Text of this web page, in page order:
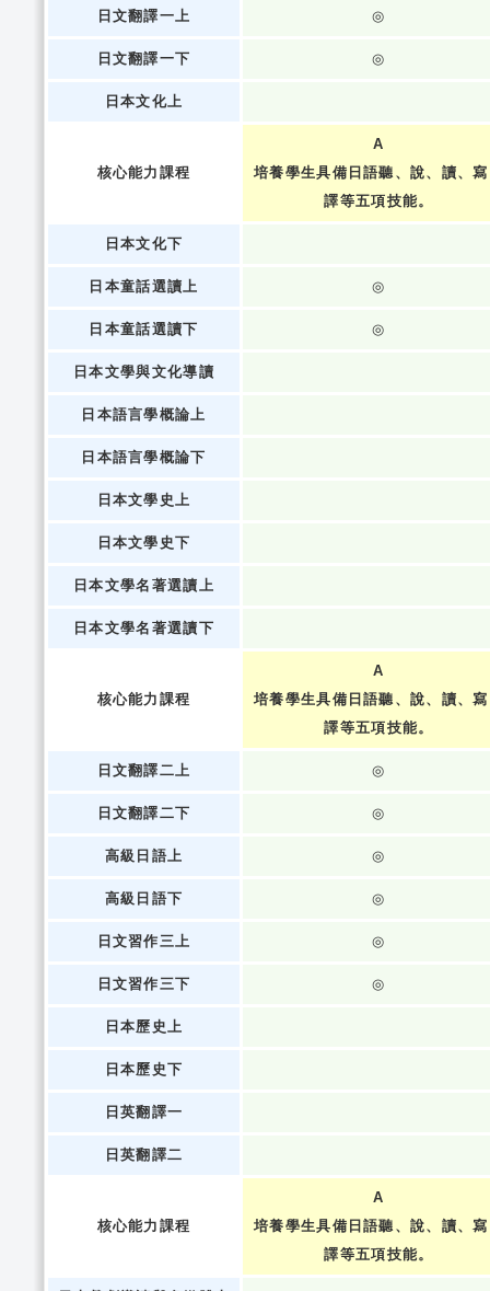
日文翻譯一上 ◎
日文翻譯一下 ◎
日本文化上
核心能力課程
A
培養學生具備日語聽、說、讀、
譯等五項技能。
日本文化下
日本童話選讀上 ◎
日本童話選讀下 ◎
日本文學與文化導讀
日本語言學概論上
日本語言學概論下
日本文學史上
日本文學史下
日本文學名著選讀上
日本文學名著選讀下
核心能力課程
A
培養學生具備日語聽、說、讀、
譯等五項技能。
日文翻譯二上 ◎
日文翻譯二下 ◎
高級日語上 ◎
高級日語下 ◎
日文習作三上 ◎
日文習作三下 ◎
日本歷史上
日本歷史下
日英翻譯一
日英翻譯二
核心能力課程
A
培養學生具備日語聽、說、讀、
譯等五項技能。